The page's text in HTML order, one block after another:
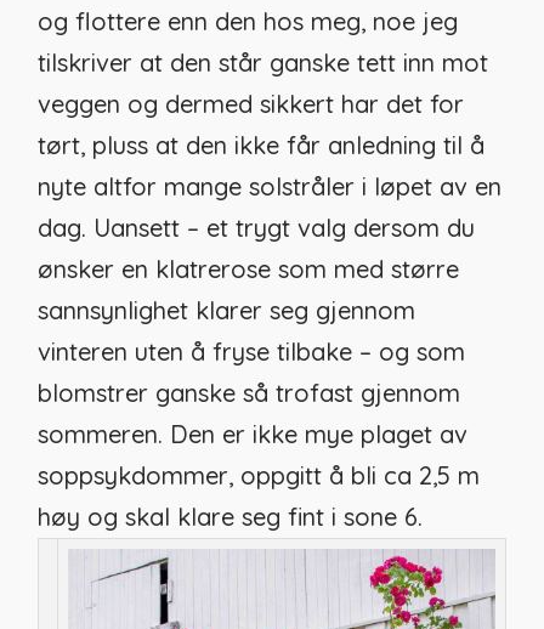
og flottere enn den hos meg, noe jeg
tilskriver at den står ganske tett inn mot
veggen og dermed sikkert har det for
tørt, pluss at den ikke får anledning til å
nyte altfor mange solstråler i løpet av en
dag. Uansett – et trygt valg dersom du
ønsker en klatrerose som med større
sannsynlighet klarer seg gjennom
vinteren uten å fryse tilbake – og som
blomstrer ganske så trofast gjennom
sommeren. Den er ikke mye plaget av
soppsykdommer, oppgitt å bli ca 2,5 m
høy og skal klare seg fint i sone 6.